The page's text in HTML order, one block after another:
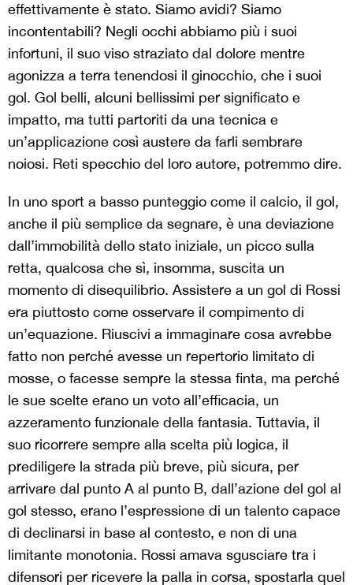
effettivamente è stato. Siamo avidi? Siamo
incontentabili? Negli occhi abbiamo più i suoi
infortuni, il suo viso straziato dal dolore mentre
agonizza a terra tenendosi il ginocchio, che i suoi
gol. Gol belli, alcuni bellissimi per significato e
impatto, ma tutti partoriti da una tecnica e
un’applicazione così austere da farli sembrare
noiosi. Reti specchio del loro autore, potremmo dire.
In uno sport a basso punteggio come il calcio, il gol,
anche il più semplice da segnare, è una deviazione
dall’immobilità dello stato iniziale, un picco sulla
retta, qualcosa che sì, insomma, suscita un
momento di disequilibrio. Assistere a un gol di Rossi
era piuttosto come osservare il compimento di
un’equazione. Riuscivi a immaginare cosa avrebbe
fatto non perché avesse un repertorio limitato di
mosse, o facesse sempre la stessa finta, ma perché
le sue scelte erano un voto all’efficacia, un
azzeramento funzionale della fantasia. Tuttavia, il
suo ricorrere sempre alla scelta più logica, il
prediligere la strada più breve, più sicura, per
arrivare dal punto A al punto B, dall’azione del gol al
gol stesso, erano l’espressione di un talento capace
di declinarsi in base al contesto, e non di una
limitante monotonia. Rossi amava sgusciare tra i
difensori per ricevere la palla in corsa, spostarla quel